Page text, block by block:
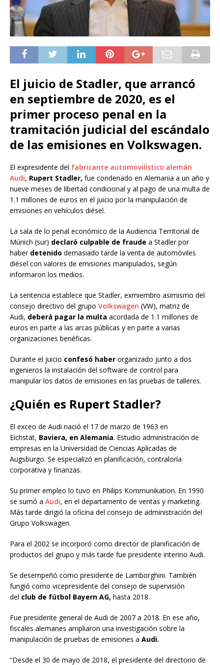
El juicio de Stadler, que arrancó
en septiembre de 2020, es el
primer proceso penal en la
tramitación judicial del escándalo
de las emisiones en Volkswagen.
El expresidente del fabricante automovilístico alemán
Audi, Rupert Stadler, fue condenado en Alemania a un año y
nueve meses de libertad condicional y al pago de una multa de
1.1 millones de euros en el juicio por la manipulación de
emisiones en vehículos diésel.
La sala de lo penal económico de la Audiencia Territorial de
Múnich (sur) declaró culpable de fraude a Stadler por
haber detenido demasiado tarde la venta de automóviles
diésel con valores de emisiones manipulados, según
informaron los medios.
La sentencia establece que Stadler, exmiembro asimismo del
consejo directivo del grupo Volkswagen (VW), matriz de
Audi, deberá pagar la multa acordada de 1.1 millones de
euros en parte a las arcas públicas y en parte a varias
organizaciones benéficas.
Durante el juicio confesó haber organizado junto a dos
ingenieros la instalación del software de control para
manipular los datos de emisiones en las pruebas de talleres.
¿Quién es Rupert Stadler?
El exceo de Audi nació el 17 de marzo de 1963 en
Eichstät, Baviera, en Alemania. Estudio administración de
empresas en la Universidad de Ciencias Aplicadas de
Augsburgo. Se especializó en planificación, contraloría
corporativa y finanzas.
Su primer empleo lo tuvo en Philips Kommunikation. En 1990
se sumó a Audi, en el departamento de ventas y marketing.
Más tarde dirigió la oficina del consejo de administración del
Grupo Volkswagen.
Para el 2002 se incorporó como director de planificación de
productos del grupo y más tarde fue presidente interino Audi.
Se desempeñó como presidente de Lamborghini. También
fungió como vicepresidente del consejo de supervisión
del club de fútbol Bayern AG, hasta 2018.
Fue presidente general de Audi de 2007 a 2018. En ese año,
fiscales alemanes ampliaron una investigación sobre la
manipulación de pruebas de emisiones a Audi.
“Desde el 30 de mayo de 2018, el presidente del directorio de